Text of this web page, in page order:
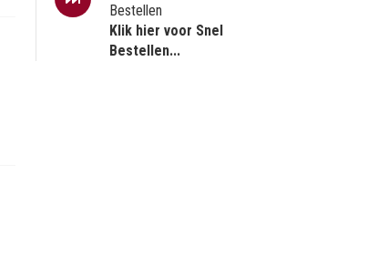
Bestellen
Klik hier voor Snel
Bestellen...